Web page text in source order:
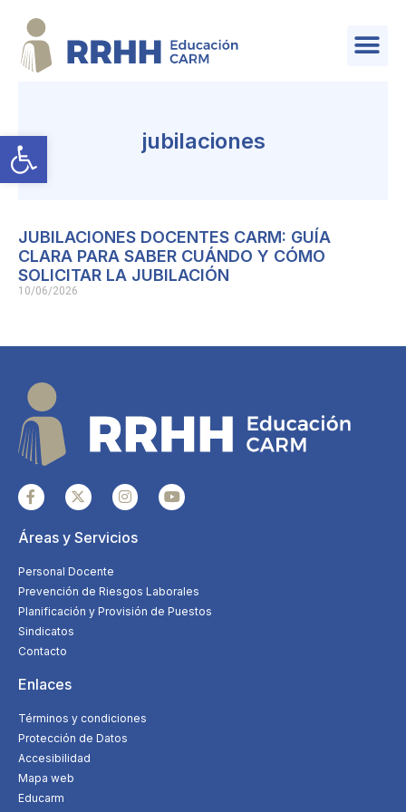
Abrir barra de herramientas
jubilaciones
JUBILACIONES DOCENTES CARM: GUÍA
CLARA PARA SABER CUÁNDO Y CÓMO
SOLICITAR LA JUBILACIÓN
10/06/2026
Áreas y Servicios
Personal Docente
Prevención de Riesgos Laborales
Planificación y Provisión de Puestos
Sindicatos
Contacto
Enlaces
Términos y condiciones
Protección de Datos
Accesibilidad
Mapa web
Educarm